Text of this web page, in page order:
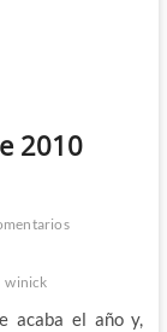
2010
winick
acaba el año y,